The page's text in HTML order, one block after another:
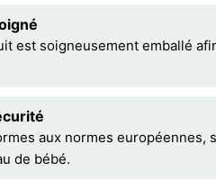
est soigneusement emballé
aux normes européennes,
de bébé.